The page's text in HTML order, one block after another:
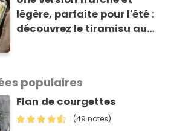
légère, parfaite pour l'été :
découvrez le tiramisu au
populaires
Flan de courgettes
(49 notes)